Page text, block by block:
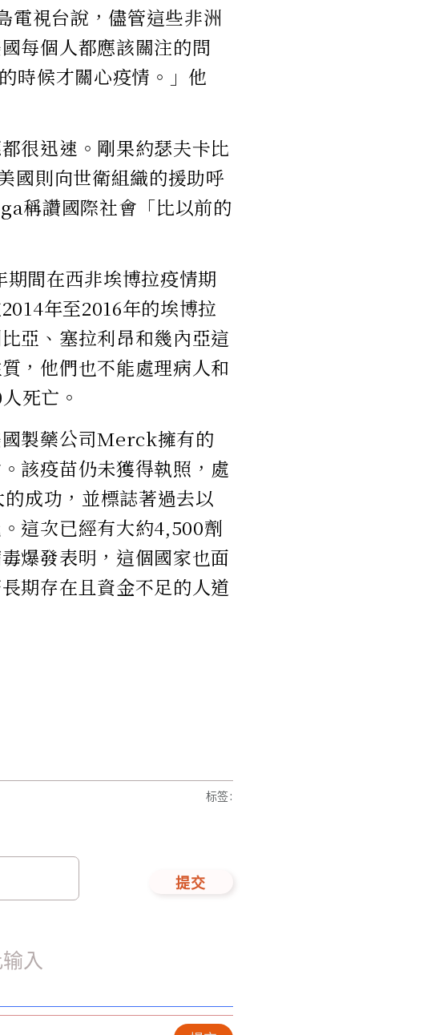
視台說，儘管這些非洲
每個人都應該關注的問
時候才關心疫情。」他
很迅速。剛果約瑟夫卡比
國則向世衛組織的援助呼
稱讚國際社會「比以前的
間在西非埃博拉疫情期
年至2016年的埃博拉
亞、塞拉利昂和幾內亞這
，他們也不能處理病人和
死亡。
製藥公司Merck擁有的
該疫苗仍未獲得執照，處
成功，並標誌著過去以
這次已經有大約4,500劑
爆發表明，這個國家也面
期存在且資金不足的人道
提交
标签: